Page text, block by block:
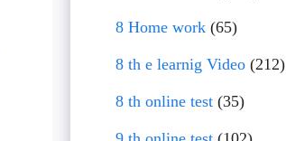
8 Home work(65)
8 th e learnig Video(212)
8 th online test(35)